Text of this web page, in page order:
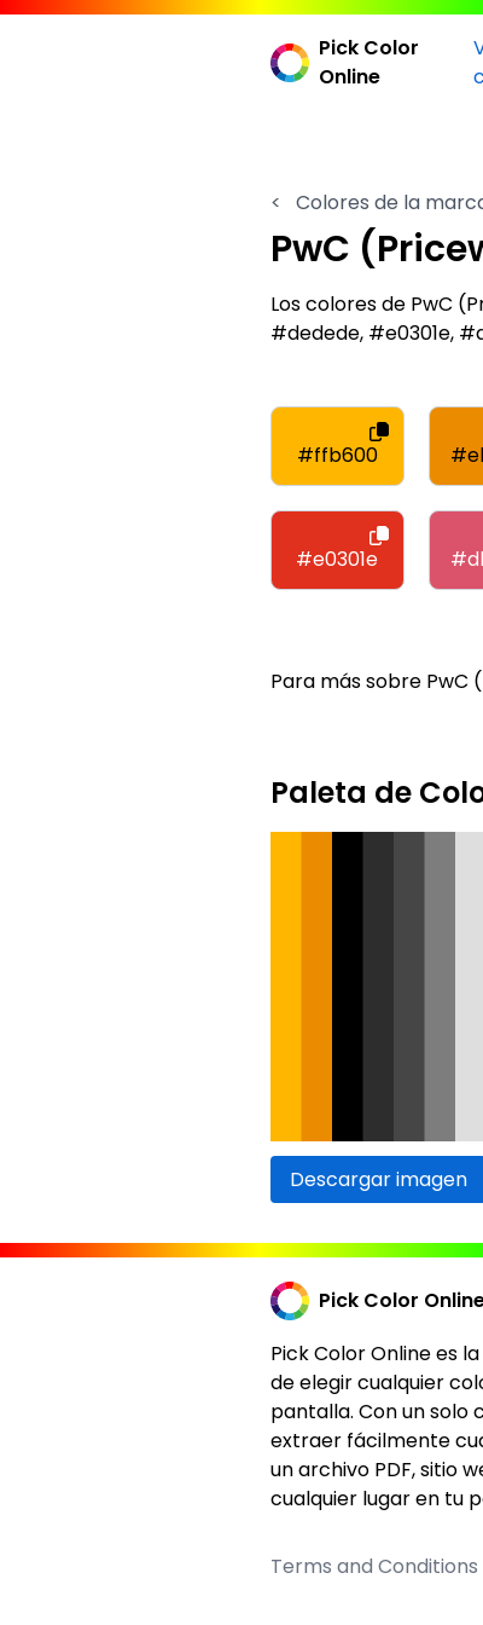
Pick Color
Online
< Colores de la
PwC
Los colores de PwC
#dedede, #e0301e,
#ffb600
#e0301e
Para más sobre PwC
Paleta de
Descargar imagen
Pick Color
Pick Color Online es
de elegir cualquier
pantalla. Con un solo
extraer fácilmente
un archivo PDF, sitio
cualquier lugar en tu
Terms and Conditions